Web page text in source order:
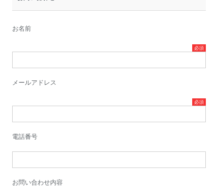
お名前
メールアドレス
電話番号
お問い合わせ内容